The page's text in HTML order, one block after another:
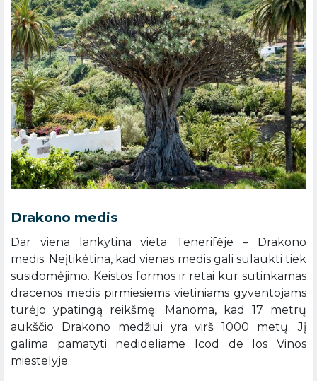
Drakono medis
Dar viena lankytina vieta Tenerifėje – Drakono
medis. Neįtikėtina, kad vienas medis gali sulaukti tiek
susidomėjimo. Keistos formos ir retai kur sutinkamas
dracenos medis pirmiesiems vietiniams gyventojams
turėjo ypatingą reikšmę. Manoma, kad 17 metrų
aukščio Drakono medžiui yra virš 1000 metų. Jį
galima pamatyti nedideliame Icod de los Vinos
miestelyje.